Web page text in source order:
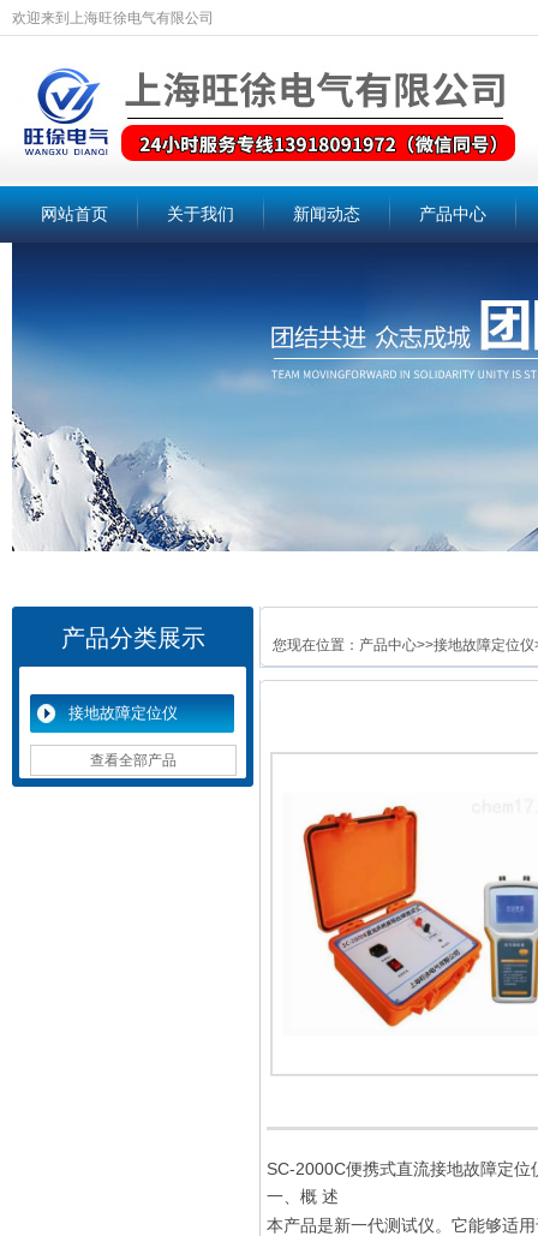
欢迎来到上海旺徐电气有限公司
网站首页 关于我们 新闻动态 产品中心
产品分类展示
接地故障定位仪
查看全部产品
您现在位置： 产品中心>>接地故障定位仪
SC-2000C便携式直流接地故障定位
一、概 述
本产品是新一代测试仪。它能够适